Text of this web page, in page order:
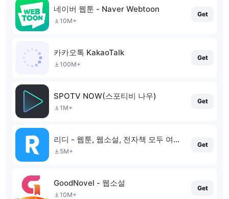
네이버 웹툰 - Naver Webtoon
10M+
Get
카카오톡 KakaoTalk
100M+
Get
SPOTV NOW(스포티비 나우)
1M+
Get
리디 - 웹툰, 웹소설, 전자책 모두 여기에!
5M+
Get
GoodNovel - 웹소설
10M+
Get